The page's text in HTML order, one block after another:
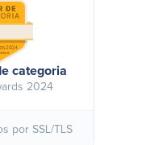
categoria
2024
por SSL/TLS